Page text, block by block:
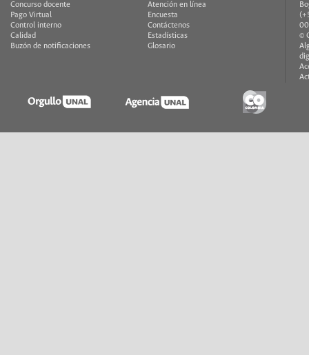
Concurso docente
Pago Virtual
Control interno
Calidad
Buzón de notificaciones
Atención en línea
Encuesta
Contáctenos
Estadísticas
Glosario
©